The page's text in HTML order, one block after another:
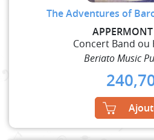
The Adventures of
APPERMONT
Concert Band ou
Beriato Music